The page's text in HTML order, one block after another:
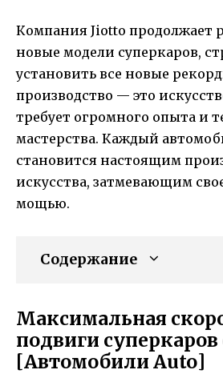
Компания Jiotto продолжает
новые модели суперкаров,
установить все новые
производство — это
требует огромного опыта и
мастерства. Каждый
становится настоящим
искусства, затмевающим
мощью.
Содержание
Максимальная
подвиги
[Автомобили Auto]